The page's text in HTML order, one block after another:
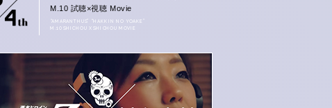
M.10 試聴×視聴 Movie
“AMARANTHUS” “HAKKIN NO YOAKE”
M.10 SHICHOU X SHICHOU MOVIE